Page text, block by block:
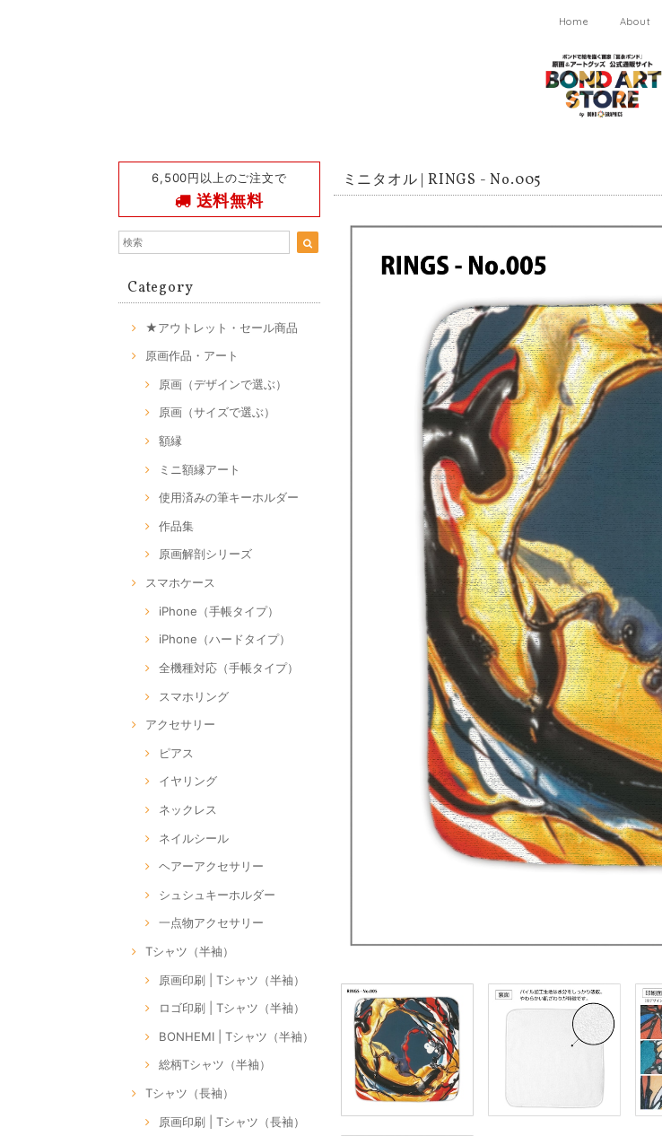
Home About
6,500円以上のご注文で
送料無料
Category
★アウトレット・セール商品
原画作品・アート
原画（デザインで選ぶ）
原画（サイズで選ぶ）
額縁
ミニ額縁アート
使用済みの筆キーホルダー
作品集
原画解剖シリーズ
スマホケース
iPhone（手帳タイプ）
iPhone（ハードタイプ）
全機種対応（手帳タイプ）
スマホリング
アクセサリー
ピアス
イヤリング
ネックレス
ネイルシール
ヘアーアクセサリー
シュシュキーホルダー
一点物アクセサリー
Tシャツ（半袖）
原画印刷 | Tシャツ（半袖）
ロゴ印刷 | Tシャツ（半袖）
BONHEMI | Tシャツ（半袖）
総柄Tシャツ（半袖）
Tシャツ（長袖）
原画印刷 | Tシャツ（長袖）
ミニタオル | RINGS - No.005